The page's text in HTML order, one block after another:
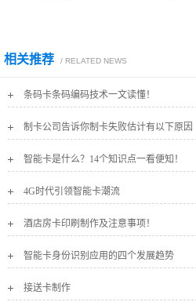
相关推荐 / RELATED NEWS
条码卡条码编码技术一文读懂！
制卡公司告诉你制卡失败估计有以下原因
智能卡是什么？14个知识点一看便知！
4G时代引领智能卡潮流
酒店房卡印刷制作及注意事项！
智能卡身份识别应用的四个发展趋势
接送卡制作